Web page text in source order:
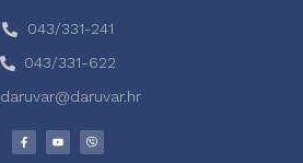
043/331-241
043/331-622
daruvar@daruvar.hr